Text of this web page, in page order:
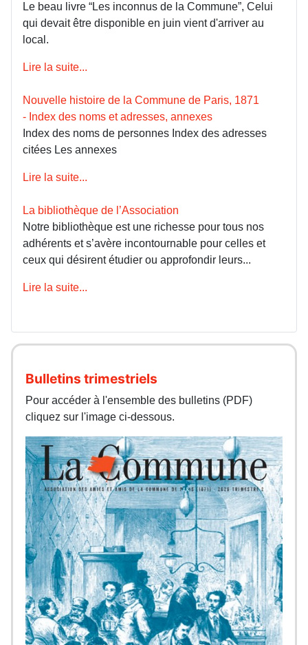
Le beau livre “Les inconnus de la Commune”, Celui
qui devait être disponible en juin vient d'arriver au
local.
Lire la suite...
Nouvelle histoire de la Commune de Paris, 1871
- Index des noms et adresses, annexes
Index des noms de personnes Index des adresses
citées Les annexes
Lire la suite...
La bibliothèque de l’Association
Notre bibliothèque est une richesse pour tous nos
adhérents et s’avère incontournable pour celles et
ceux qui désirent étudier ou approfondir leurs...
Lire la suite...
Bulletins trimestriels
Pour accéder à l'ensemble des bulletins (PDF)
cliquez sur l'image ci-dessous.